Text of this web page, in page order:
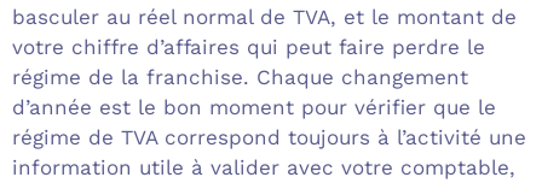
basculer au réel normal de TVA, et le montant de
votre chiffre d’affaires qui peut faire perdre le
régime de la franchise. Chaque changement
d’année est le bon moment pour vérifier que le
régime de TVA correspond toujours à l’activité une
information utile à valider avec votre comptable,